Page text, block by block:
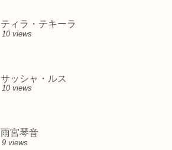
ティラ・テキーラ
10 views
サッシャ・ルス
10 views
雨宮琴音
9 views